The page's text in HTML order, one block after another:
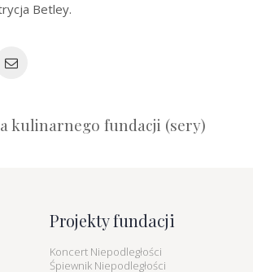
Betley.
kulinarnego fundacji (sery)
Projekty fundacji
Koncert Niepodległości
Śpiewnik Niepodległości